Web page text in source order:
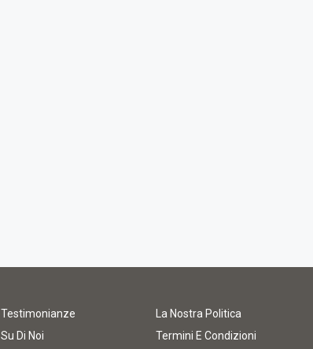
Testimonianze
La Nostra Politica
Su Di Noi Termini E Condizioni